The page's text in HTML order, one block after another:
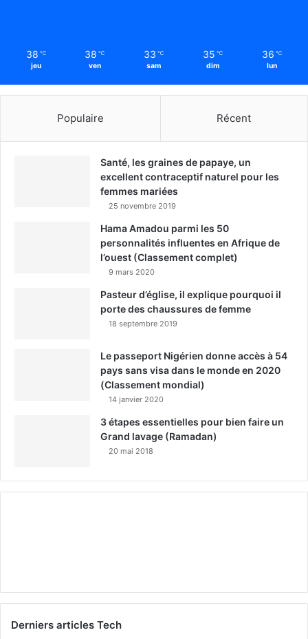
38 ℃
jeu
38 ℃
ven
33 ℃
sam
35 ℃
dim
36 ℃
lun
Populaire Récent
Santé, les graines de papaye, un
excellent contraceptif naturel pour les
femmes mariées
25 novembre 2019
Hama Amadou parmi les 50
personnalités influentes en Afrique de
l’ouest (Classement complet)
9 mars 2020
Pasteur d’église, il explique pourquoi il
porte des chaussures de femme
18 septembre 2019
Le passeport Nigérien donne accès à 54
pays sans visa dans le monde en 2020
(Classement mondial)
14 janvier 2020
3 étapes essentielles pour bien faire un
Grand lavage (Ramadan)
20 mai 2018
Derniers articles Tech